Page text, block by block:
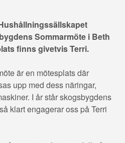
Sommarmöte i Beth
finns givetvis Terri.
är en mötesplats där
upp med dess näringar,
I år står skogsbygdens
klart engagerar oss på Terri